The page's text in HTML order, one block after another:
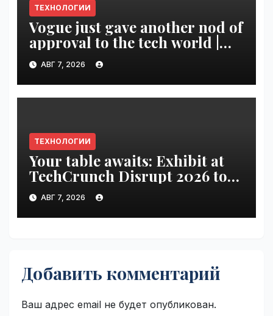
ТЕХНОЛОГИИ
Vogue just gave another nod of
approval to the tech world |
VseTime.ru
АВГ 7, 2026
ТЕХНОЛОГИИ
Your table awaits: Exhibit at
TechCrunch Disrupt 2026 to
be seen by thousands |
VseTime.ru
АВГ 7, 2026
Добавить комментарий
Ваш адрес email не будет опубликован.